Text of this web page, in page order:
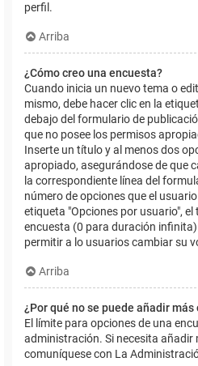
perfil.
Arriba
¿Cómo creo una encuesta?
Cuando inicia un nuevo tema o
mismo, debe hacer clic en la
debajo del formulario de
que no posee los permisos
Inserte un título y al menos dos
apropiado, asegurándose de que
la correspondiente línea del
número de opciones que el
etiqueta "Opciones por usuario",
encuesta (0 para duración
permitir a lo usuarios cambiar su
Arriba
¿Por qué no se puede añadir
El límite para opciones de una
administración. Si necesita añadir
comuníquese con La